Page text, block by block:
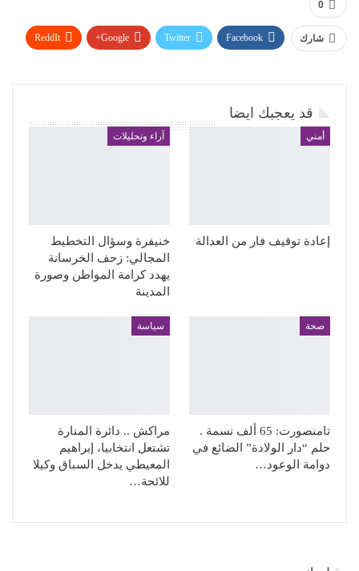
0
شارك Facebook
Twitter
Google+
ReddIt
قد يعجبك ايضا
أمني
إعادة توقيف فار من العدالة
آراء وتحليلات
خنيفرة وسؤال التخطيط
المجالي: زحف الخرسانة
يهدد كرامة المواطن وصورة
المدينة
صحة
تامنصورت: 65 ألف نسمة .
حلم “دار الولادة” الضائع في
دوامة الوعود…
سياسة
مراكش .. دائرة المنارة
تشتعل انتخابيا، إبراهيم
المعيطي يدخل السباق وكيلا
للائحة…